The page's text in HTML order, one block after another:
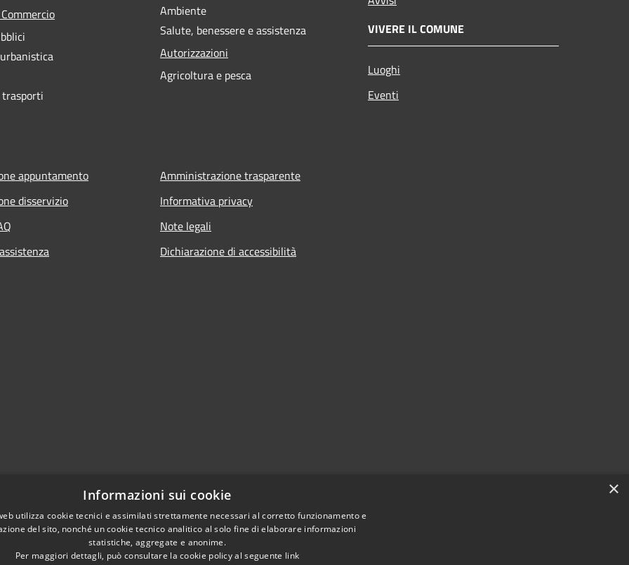
Ambiente
Salute, benessere e assistenza
Autorizzazioni
Agricoltura e pesca
VIVERE IL COMUNE
Luoghi
Eventi
appuntamento
disservizio
Amministrazione trasparente
Informativa privacy
Note legali
Dichiarazione di accessibilità
×
Informazioni sui cookie
utilizza cookie tecnici e assimilati strettamente necessari al corretto funzionamento e
del sito, nonché un cookie tecnico analitico al solo fine di elaborare informazioni
statistiche, aggregate e anonime.
Per maggiori dettagli, può consultare la cookie policy al seguente link